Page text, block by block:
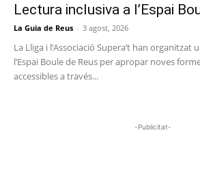
Lectura inclusiva a l’Espai
La Guia de Reus - 3 agost, 2026
La Lliga i l’Associació Supera’t han
l’Espai Boule de Reus per apropar noves
accessibles a través...
-Publicitat-